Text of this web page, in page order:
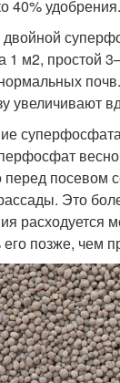
40% удобрения.
1 м2, простой
увеличивают
перед посевом
Это
расходуется
его позже, чем